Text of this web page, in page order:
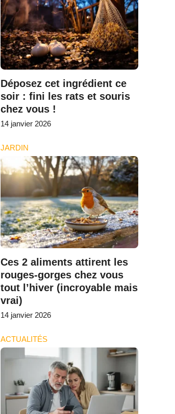
Déposez cet ingrédient ce
soir : fini les rats et souris
chez vous !
14 janvier 2026
JARDIN
Ces 2 aliments attirent les
rouges-gorges chez vous
tout l’hiver (incroyable mais
vrai)
14 janvier 2026
ACTUALITÉS